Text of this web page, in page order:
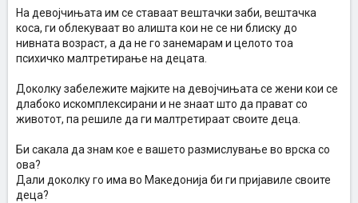
На девојчињата им се ставаат вештачки заби, вештачка
коса, ги облекуваат во алишта кои не се ни блиску до
нивната возраст, а да не го занемарам и целото тоа
психичко малтретирање на децата.
Доколку забележите мајките на девојчињата се жени кои се
длабоко искомплексирани и не знаат што да прават со
животот, па решиле да ги малтретираат своите деца.
Би сакала да знам кое е вашето размислување во врска со
ова?
Дали доколку го има во Македонија би ги пријавиле своите
деца?